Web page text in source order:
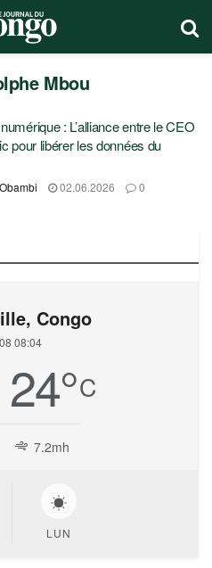
Mbou
: L’alliance entre le CEO
pour libérer les données du
02.06.2026 0
Congo
08:04
24°C
7.2mh
LUN